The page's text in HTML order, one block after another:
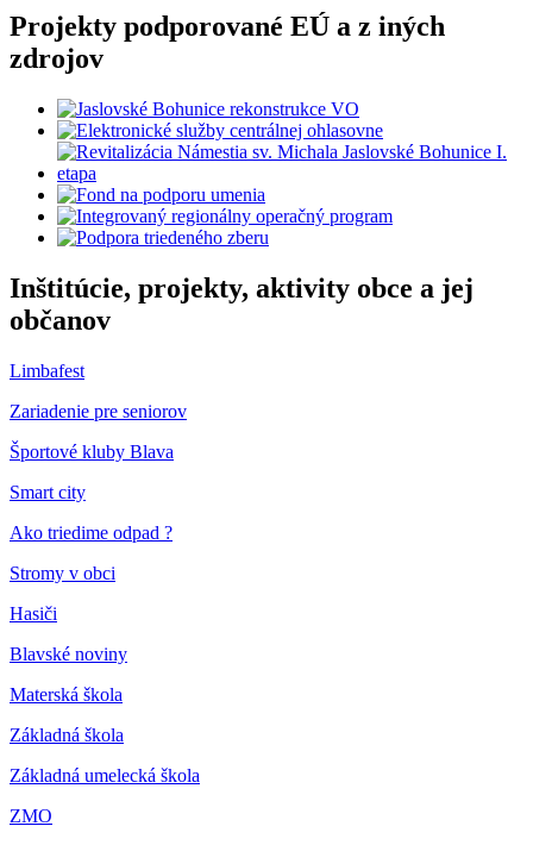
Projekty podporované EÚ a z iných
zdrojov
Inštitúcie, projekty, aktivity obce a jej
občanov
Limbafest
Zariadenie pre seniorov
Športové kluby Blava
Smart city
Ako triedime odpad ?
Stromy v obci
Hasiči
Blavské noviny
Materská škola
Základná škola
Základná umelecká škola
ZMO